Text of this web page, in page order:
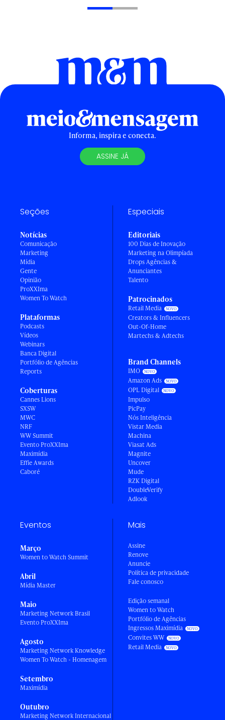
Informa, inspira e conecta.
ASSINE JÁ
Seções
Notícias
Comunicação
Marketing
Mídia
Gente
Opinião
ProXXIma
Women To Watch
Plataformas
Podcasts
Vídeos
Webinars
Banca Digital
Portfólio de Agências
Reports
Coberturas
Cannes Lions
SXSW
MWC
NRF
WW Summit
Evento ProXXIma
Maximídia
Effie Awards
Caboré
Especiais
Editoriais
100 Dias de Inovação
Marketing na Olimpíada
Drops Agências &
Anunciantes
Talento
Patrocinados
Retail Media
Creators & Influencers
Out-Of-Home
Martechs & Adtechs
Brand Channels
IMO
Amazon Ads
OPL Digital
Impulso
PicPay
Nós Inteligência
Vistar Media
Machina
Viasat Ads
Magnite
Uncover
Mude
RZK Digital
DoubleVerify
Adlook
Eventos
Março
Women to Watch Summit
Abril
Mídia Master
Maio
Marketing Network Brasil
Evento ProXXIma
Agosto
Marketing Network Knowledge
Women To Watch - Homenagem
Setembro
Maximídia
Outubro
Marketing Network Internacional
Mais
Assine
Renove
Anuncie
Política de privacidade
Fale conosco
Edição semanal
Women to Watch
Portfólio de Agências
Ingressos Maximídia
Convites WW
Retail Media